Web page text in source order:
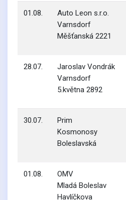
01.08.
Auto Leon s.r.o.
Varnsdorf
Měšťanská 2221
28.07.
Jaroslav Vondrák
Varnsdorf
5.května 2892
30.07.
Prim
Kosmonosy
Boleslavská
01.08.
OMV
Mladá Boleslav
Havlíčkova